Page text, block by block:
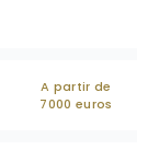
A partir de
7000 euros